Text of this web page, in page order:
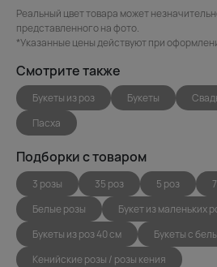
Реальный цвет товара может
представленного на фото.
*Указанные цены действуют при
Смотрите также
Букеты из роз Букеты
Пасха
Подборки с товаром
3 розы 35 роз 5 роз
Белые розы
Букет из маленьких
Букеты из роз 40 см
Букеты с
Кенийские розы / розы кения